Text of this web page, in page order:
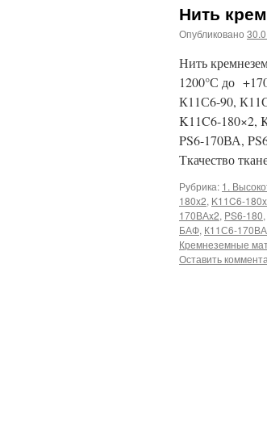
Нить
Опубликовано
Нить
1200°С до
К11С6-90,
K11C6-180×2,
PS6-170ВА,
Ткачество
Рубрика: 1.
180x2, K11C6-
170ВАx2, PS6-180,
БАФ, К11С6-170ВА
Кремнеземные
Оставить